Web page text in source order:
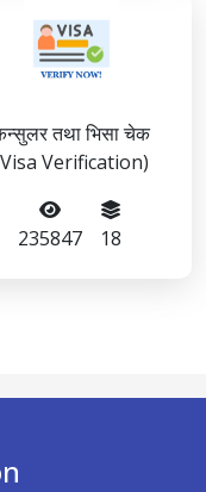
तथा भिसा चेक
Verification)
235847 18